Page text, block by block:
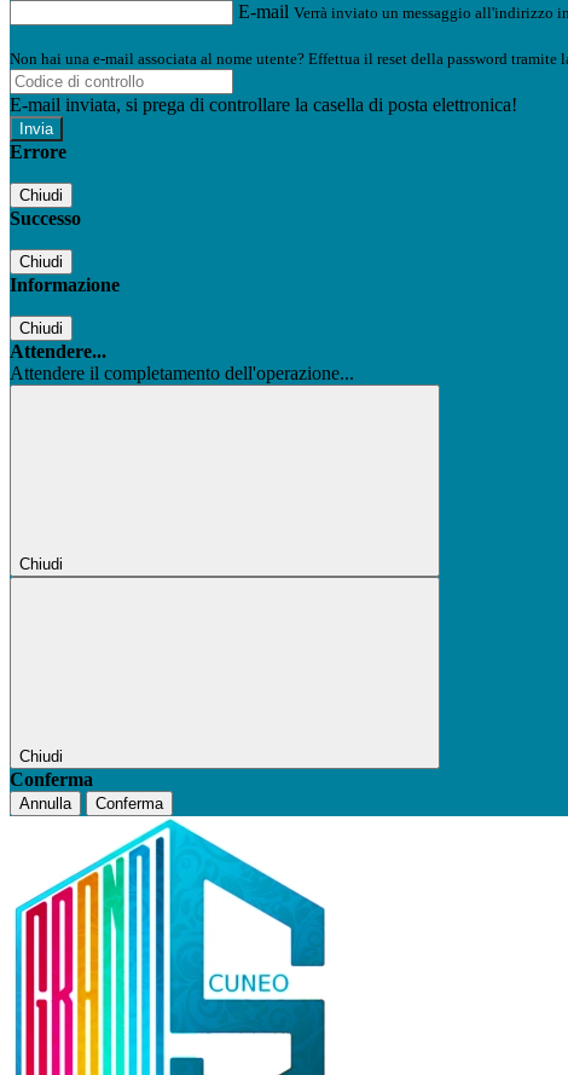
E-mail Verrà inviato un messaggio all'indirizzo
Non hai una e-mail associata al nome utente? Effettua il reset della password tramite
E-mail inviata, si prega di controllare la casella di posta elettronica!
Errore
Chiudi
Successo
Chiudi
Informazione
Chiudi
Attendere...
Attendere il completamento dell'operazione...
Chiudi
Chiudi
Conferma
Annulla Conferma